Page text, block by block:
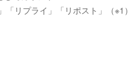
リプライ」「リポスト」（※1）